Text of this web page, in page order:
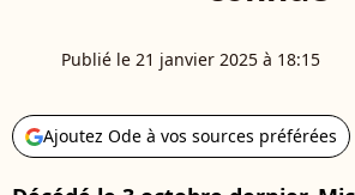
Publié le 21 janvier 2025 à 18:15
Ajoutez Ode à vos sources préférées